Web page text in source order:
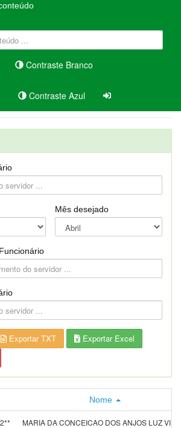
Contraste Branco
Contraste Azul
Mês desejado
Exportar TXT
Exportar Excel
Nome
MARIA DA CONCEICAO DOS ANJOS LUZ